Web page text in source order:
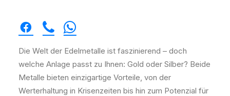
Die Welt der Edelmetalle ist faszinierend – doch
welche Anlage passt zu Ihnen: Gold oder Silber? Beide
Metalle bieten einzigartige Vorteile, von der
Werterhaltung in Krisenzeiten bis hin zum Potenzial für